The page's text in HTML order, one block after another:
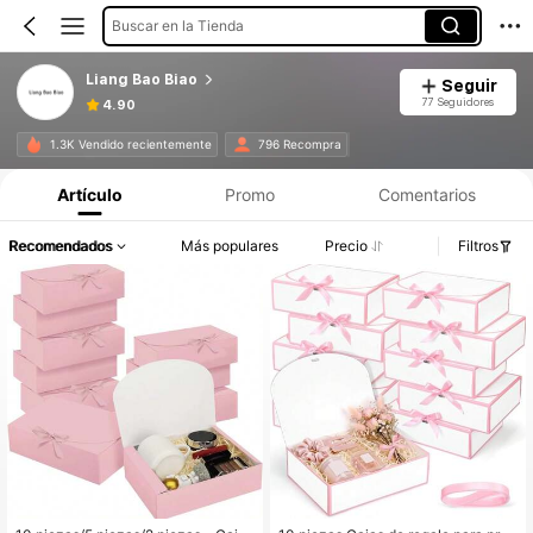
Buscar en la Tienda
Liang Bao Biao
4.90
Seguir
77 Seguidores
1.3K Vendido recientemente 796 Recompra
Artículo Promo Comentarios
Recomendados Más populares Precio Filtros